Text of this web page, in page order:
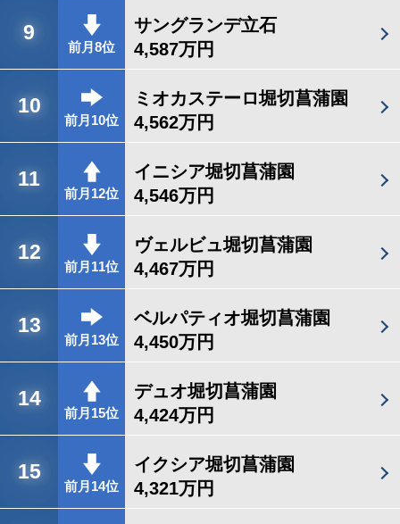
9
前月8位
サングランデ立石
4,587万円
10
前月10位
ミオカステーロ堀切菖蒲園
4,562万円
11
前月12位
イニシア堀切菖蒲園
4,546万円
12
前月11位
ヴェルビュ堀切菖蒲園
4,467万円
13
前月13位
ベルパティオ堀切菖蒲園
4,450万円
14
前月15位
デュオ堀切菖蒲園
4,424万円
15
前月14位
イクシア堀切菖蒲園
4,321万円